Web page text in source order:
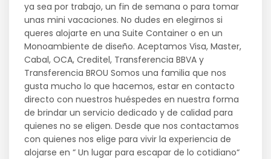
ya sea por trabajo, un fin de semana o para tomar
unas mini vacaciones. No dudes en elegirnos si
queres alojarte en una Suite Container o en un
Monoambiente de diseño. Aceptamos Visa, Master,
Cabal, OCA, Creditel, Transferencia BBVA y
Transferencia BROU Somos una familia que nos
gusta mucho lo que hacemos, estar en contacto
directo con nuestros huéspedes en nuestra forma
de brindar un servicio dedicado y de calidad para
quienes no se eligen. Desde que nos contactamos
con quienes nos elige para vivir la experiencia de
alojarse en “ Un lugar para escapar de lo cotidiano“